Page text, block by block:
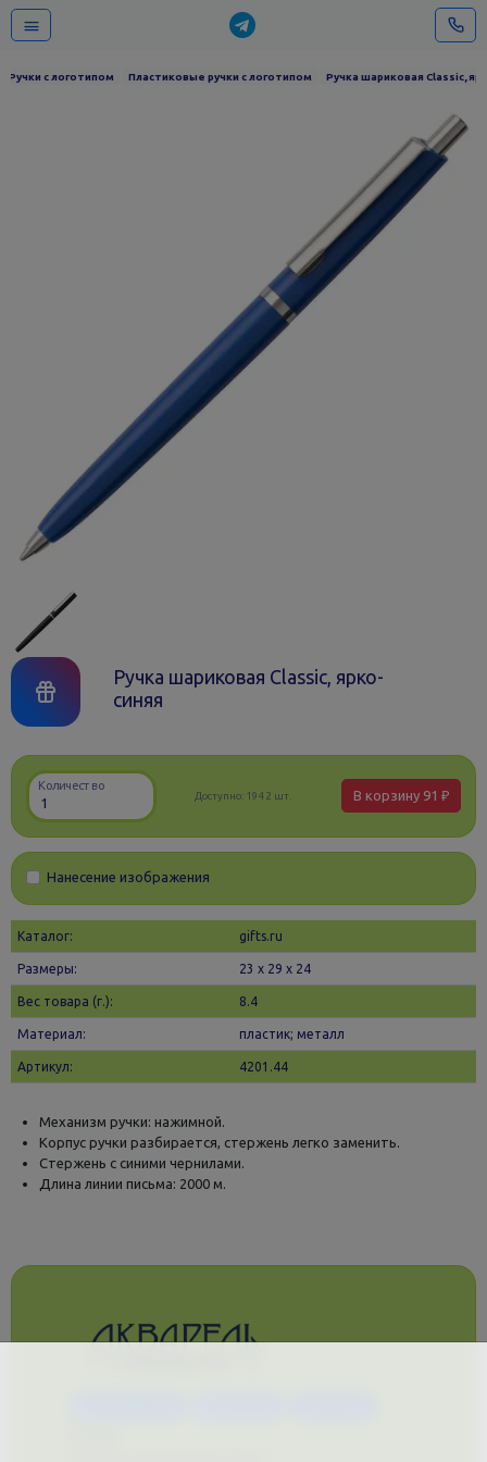
Ручки с логотипом Пластиковые ручки с логотипом Ручка шариковая Classic,
Ручка шариковая Classic, ярко-
синяя
Количество
Доступно: 1942 шт. В корзину 91 ₽
Нанесение изображения
Каталог: gifts.ru
Размеры: 23 х 29 x 24
Вес товара (г.): 8.4
Материал: пластик; металл
Артикул: 4201.44
Механизм ручки: нажимной.
Корпус ручки разбирается, стержень легко заменить.
Стержень с синими чернилами.
Длина линии письма: 2000 м.